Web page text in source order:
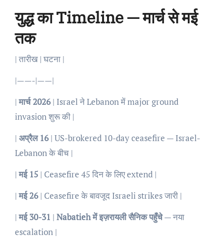
युद्ध का Timeline — मार्च से मई
तक
| तारीख | घटना |
|——-|——|
|मार्च 2026| Israel ने Lebanon में major ground
invasion शुरू की |
| अप्रैल 16| US-brokered 10-day ceasefire — Israel-
Lebanon के बीच |
|मई 15| Ceasefire 45 दिन के लिए extend |
|मई 26| Ceasefire के बावजूद Israeli strikes जारी |
|मई 30-31 | Nabatieh में इज़रायली सैनिक पहुँचे— नया
escalation |